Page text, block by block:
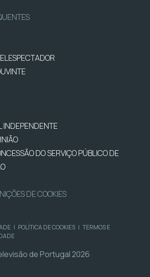
INDEPENDENTE
DO SERVIÇO PÚBLICO DE
DE COOKIES
| POLÍTICA DE COOKIES | TERMOS E
de Portugal 2026